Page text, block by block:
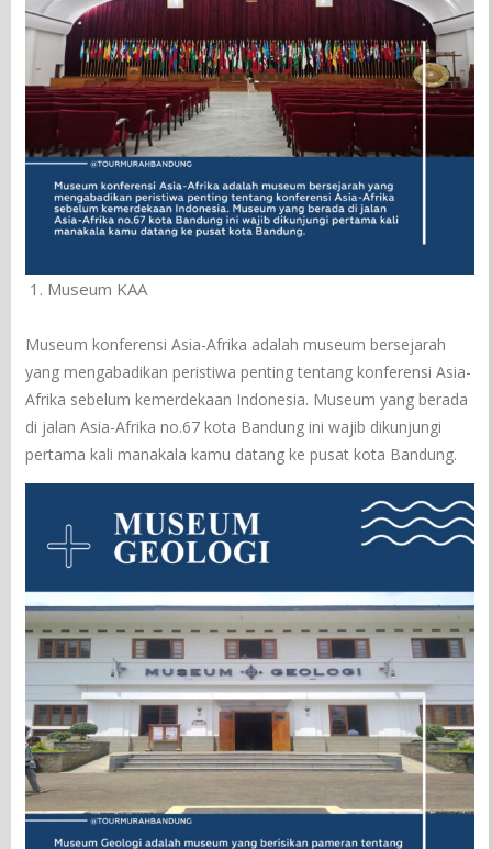
Museum KAA
Museum konferensi Asia-Afrika adalah museum bersejarah
yang mengabadikan peristiwa penting tentang konferensi Asia-
Afrika sebelum kemerdekaan Indonesia. Museum yang berada
di jalan Asia-Afrika no.67 kota Bandung ini wajib dikunjungi
pertama kali manakala kamu datang ke pusat kota Bandung.